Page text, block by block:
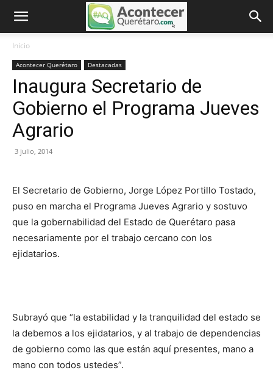
Inicio
Acontecer Querétaro Destacadas
Inaugura Secretario de
Gobierno el Programa Jueves
Agrario
3 julio, 2014
El Secretario de Gobierno, Jorge López Portillo Tostado,
puso en marcha el Programa Jueves Agrario y sostuvo
que la gobernabilidad del Estado de Querétaro pasa
necesariamente por el trabajo cercano con los
ejidatarios.
Subrayó que “la estabilidad y la tranquilidad del estado se
la debemos a los ejidatarios, y al trabajo de dependencias
de gobierno como las que están aquí presentes, mano a
mano con todos ustedes”.